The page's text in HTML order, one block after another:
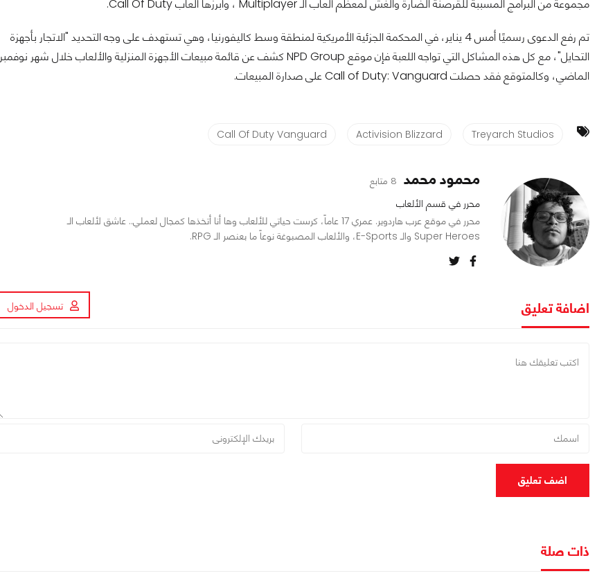
مجموعة من البرامج المسببة للقرصنة الضارة والغش لمعظم ألعاب الـ Multiplayer ، وأبرزها ألعاب Call Of Duty.
تم رفع الدعوى رسميًا أمس 4 يناير، في المحكمة الجزئية الأمريكية لمنطقة وسط كاليفورنيا، وهي تستهدف على وجه التحديد "الاتجار بأجهزة
التحايل"، مع كل هذه المشاكل التي تواجه اللعبة فإن موقع NPD Group كشف عن قائمة مبيعات الأجهزة المنزلية والألعاب خلال شهر نوفمبر
الماضي، وكالمتوقع فقد حصلت Call of Duty: Vanguard على صدارة المبيعات.
Treyarch Studios
Activision Blizzard
Call Of Duty Vanguard
محمود محمد 8 متابع
محرر في قسم الألعاب
محرر في موقع عرب هاردوير. عمري 17 عاماً، كرست حياتي للألعاب وها أنا أتخذها كمجال لعملي.. عاشق لألعاب الـ
Super Heroes والـ E-Sports، والألعاب المصبوغة نوعاً ما بعنصر الـ RPG.
اضافة تعليق تسجيل الدخول
اضف تعليق
ذات صلة